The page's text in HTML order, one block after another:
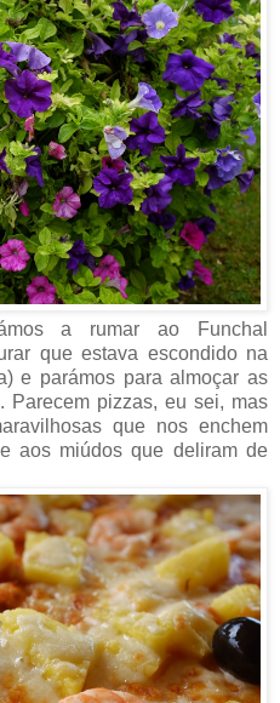
a rumar ao Funchal
que estava escondido na
e parámos para almoçar as
Parecem pizzas, eu sei, mas
que nos enchem
aos miúdos que deliram de